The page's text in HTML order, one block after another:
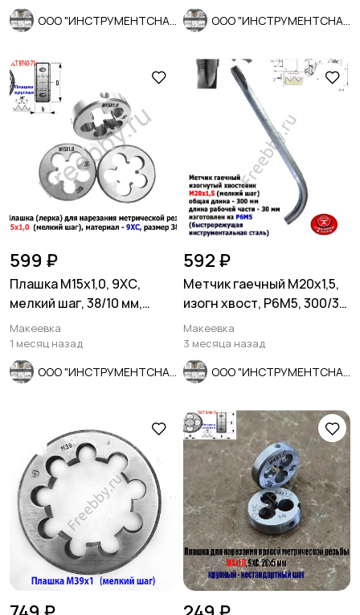
599 ₽
Плашка М15х1,0, 9ХС,
мелкий шаг, 38/10 мм,
ГОСТ 7740-71.
Макеевка
1 месяц назад
592 ₽
Метчик гаечный М20х1,5,
изогн хвост, Р6М5, 300/30
мм, мелкий шаг, СССР
Макеевка
3 месяца назад